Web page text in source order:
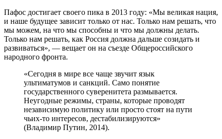
Пафос достигает своего пика в 2013 году: «Мы великая нация,
и наше будущее зависит только от нас. Только нам решать, что
мы можем, на что мы способны и что мы должны делать.
Только нам решать, как Россия должна дальше созидать и
развиваться», — вещает он на съезде Общероссийского
народного фронта.
«Сегодня в мире все чаще звучит язык
ультиматумов и санкций. Само понятие
государственного суверенитета размывается.
Неугодные режимы, страны, которые проводят
независимую политику или просто стоят на пути
чьих‑то интересов, дестабилизируются»
(Владимир Путин, 2014).